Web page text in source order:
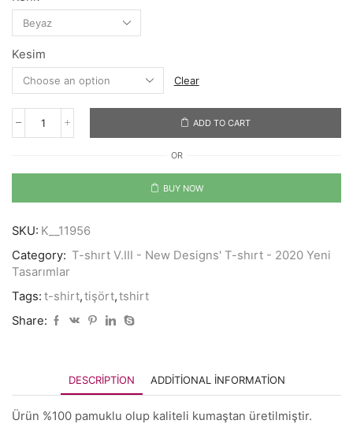
Kesim
Clear
Surfin'
ADD TO CART
OR
BUY NOW
SKU: K__11956
Category: T-shırt V.III - New Designs' T-shırt - 2020 Yeni
Tasarımlar
Tags: t-shirt,tişört,tshirt
Share:
DESCRIPTION ADDITIONAL INFORMATION
Ürün %100 pamuklu olup kaliteli kumaştan üretilmiştir.